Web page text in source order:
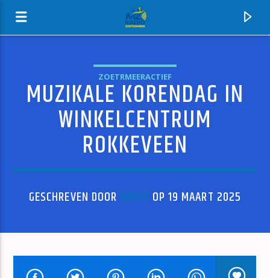
MZ-RADIO
HUIDIG NUMMER
ZOETRMEERACTIEF
MUZIKALE KORENDAG IN
WINKELCENTRUM
ROKKEVEEN
GESCHREVEN DOOR ADMIN OP 19 MAART 2025